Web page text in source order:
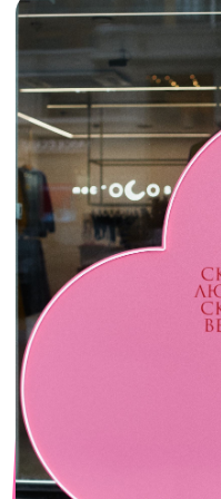
Сочи
Село Эстосадок, ТРЦ Горки Молл,
Горная Карусель, 3
+7 (919) 374-04-04
с 10-00 до 22-00
смотреть в Яндекс. Картах